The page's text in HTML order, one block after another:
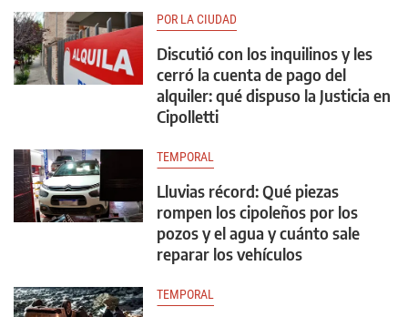
POR LA CIUDAD
Discutió con los inquilinos y les
cerró la cuenta de pago del
alquiler: qué dispuso la Justicia en
Cipolletti
TEMPORAL
Lluvias récord: Qué piezas
rompen los cipoleños por los
pozos y el agua y cuánto sale
reparar los vehículos
TEMPORAL